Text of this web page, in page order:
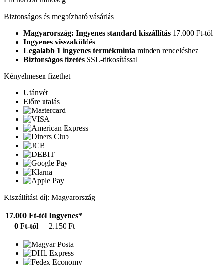
Biztonságos és megbízható vásárlás
Magyarország: Ingyenes standard kiszállítás 17.000 Ft-tól
Ingyenes visszaküldés
Legalább 1 ingyenes termékminta minden rendeléshez
Biztonságos fizetés SSL-titkosítással
Kényelmesen fizethet
Utánvét
Előre utalás
Kiszállítási díj: Magyarország
17.000 Ft-tól Ingyenes*
0 Ft-tól
2.150 Ft